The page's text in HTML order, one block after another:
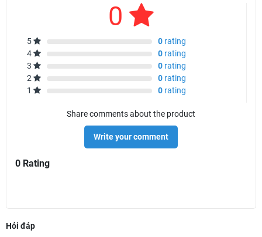
0
5 0 rating
4
0 rating
3
0 rating
2
0 rating
1
0 rating
Share comments about the product
Write your comment
0 Rating
Hỏi đáp